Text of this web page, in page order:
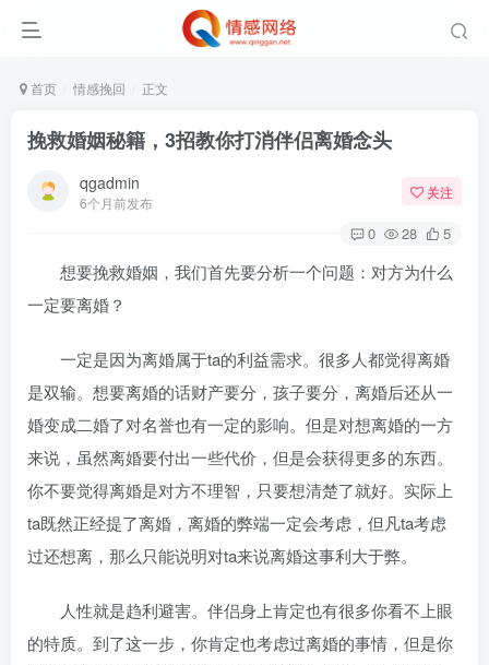
首页 情感挽回 正文
挽救婚姻秘籍，3招教你打消伴侣离婚念头
qgadmin
6个月前发布
关注
0 28 5
想要挽救婚姻，我们首先要分析一个问题：对方为什么
一定要离婚？
一定是因为离婚属于ta的利益需求。很多人都觉得离婚
是双输。想要离婚的话财产要分，孩子要分，离婚后还从一
婚变成二婚了对名誉也有一定的影响。但是对想离婚的一方
来说，虽然离婚要付出一些代价，但是会获得更多的东西。
你不要觉得离婚是对方不理智，只要想清楚了就好。实际上
ta既然正经提了离婚，离婚的弊端一定会考虑，但凡ta考虑
过还想离，那么只能说明对ta来说离婚这事利大于弊。
人性就是趋利避害。伴侣身上肯定也有很多你看不上眼
的特质。到了这一步，你肯定也考虑过离婚的事情，但是你